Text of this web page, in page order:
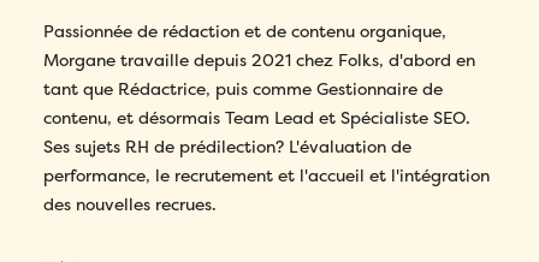
Passionnée de rédaction et de contenu organique,
Morgane travaille depuis 2021 chez Folks, d'abord en
tant que Rédactrice, puis comme Gestionnaire de
contenu, et désormais Team Lead et Spécialiste SEO.
Ses sujets RH de prédilection? L'évaluation de
performance, le recrutement et l'accueil et l'intégration
des nouvelles recrues.